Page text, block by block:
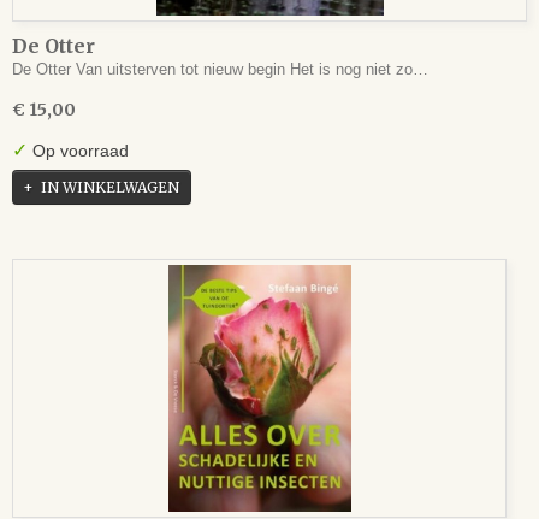
De Otter
De Otter Van uitsterven tot nieuw begin Het is nog niet zo…
€ 15,00
✓ Op voorraad
IN WINKELWAGEN